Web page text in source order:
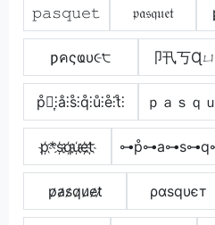
𝚙𝚊𝚜𝚚𝚞𝚎𝚝 𝔭𝔞𝔰𝔮𝔲𝔢𝔱
ƿคςҩυ૯੮ 卩卂丂Ɋ
p̊⫶͎⫶å⫶s̊⫶q̊⫶ů⫶e̊⫶t̊⫶ ｐａｓｑ
p҉*s҉q҉u҉e҉t҉
p̷a̷s̷q̷u̷e̷t̷ ραѕqυєт